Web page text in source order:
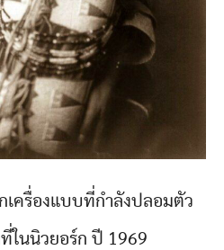
เครื่องแบบที่กำลังปลอมตัว
ในนิวยอร์ก ปี 1969